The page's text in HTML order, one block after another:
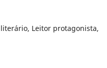
Leitor protagonista,